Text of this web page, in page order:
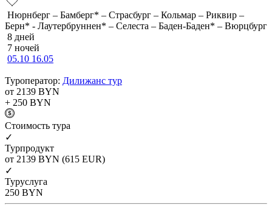
Нюрнберг – Бамберг* – Страсбург – Кольмар – Риквир –
Берн* - Лаутербруннен* – Селеста – Баден-Баден* – Вюрцбург
8 дней
7 ночей
05.10 16.05
Туроператор: Дилижанс тур
от 2139 BYN
+ 250 BYN
Cтоимость тура
✓
Турпродукт
от 2139 BYN (615 EUR)
✓
Туруслуга
250 BYN